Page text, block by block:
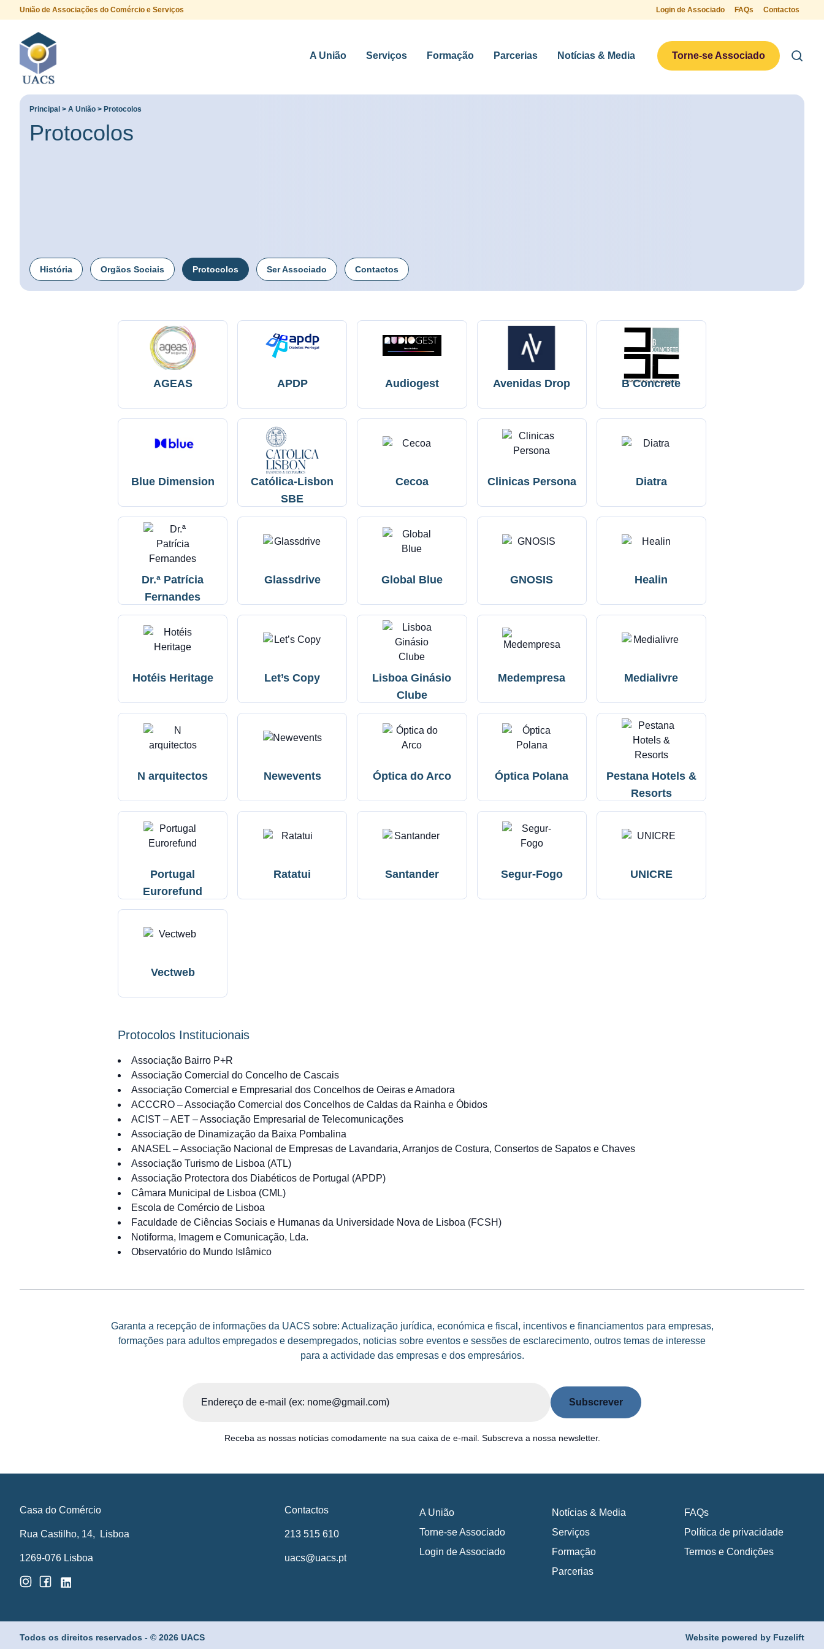
União de Associações do Comércio e Serviços Login de Associado FAQs Contactos
A União Serviços Formação Parcerias Notícias & Media Torne-se Associado
Principal > A União > Protocolos
Protocolos
História Orgãos Sociais Protocolos Ser Associado Contactos
AGEAS APDP Audiogest Avenidas Drop B Concrete
Blue Dimension
Católica-Lisbon
SBE
Cecoa Clinicas Persona Diatra
Dr.ª Patrícia
Fernandes
Glassdrive Global Blue GNOSIS Healin
Hotéis Heritage Let’s Copy
Lisboa Ginásio
Clube
Medempresa Medialivre
N arquitectos Newevents Óptica do Arco Óptica Polana
Pestana Hotels &
Resorts
Portugal
Eurorefund
Ratatui Santander Segur-Fogo UNICRE
Vectweb
Protocolos Institucionais
Associação Bairro P+R
Associação Comercial do Concelho de Cascais
Associação Comercial e Empresarial dos Concelhos de Oeiras e Amadora
ACCCRO – Associação Comercial dos Concelhos de Caldas da Rainha e Óbidos
ACIST – AET – Associação Empresarial de Telecomunicações
Associação de Dinamização da Baixa Pombalina
ANASEL – Associação Nacional de Empresas de Lavandaria, Arranjos de Costura, Consertos de Sapatos e Chaves
Associação Turismo de Lisboa (ATL)
Associação Protectora dos Diabéticos de Portugal (APDP)
Câmara Municipal de Lisboa (CML)
Escola de Comércio de Lisboa
Faculdade de Ciências Sociais e Humanas da Universidade Nova de Lisboa (FCSH)
Notiforma, Imagem e Comunicação, Lda.
Observatório do Mundo Islâmico
Garanta a recepção de informações da UACS sobre: Actualização jurídica, económica e fiscal, incentivos e financiamentos para empresas,
formações para adultos empregados e desempregados, noticias sobre eventos e sessões de esclarecimento, outros temas de interesse
para a actividade das empresas e dos empresários.
Receba as nossas notícias comodamente na sua caixa de e-mail. Subscreva a nossa newsletter.
Casa do Comércio
Rua Castilho, 14, Lisboa
1269-076 Lisboa
Contactos
213 515 610
uacs@uacs.pt
A União
Torne-se Associado
Login de Associado
Notícias & Media
Serviços
Formação
Parcerias
FAQs
Política de privacidade
Termos e Condições
Todos os direitos reservados - © 2026 UACS Website powered by Fuzelift